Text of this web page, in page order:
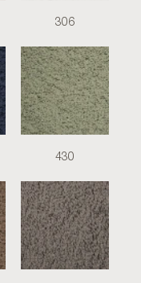
306
430